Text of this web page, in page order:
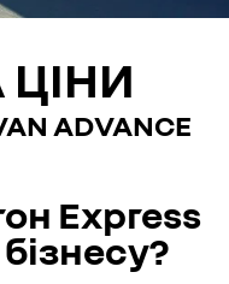
ЦІНИ
ADVANCE
Express